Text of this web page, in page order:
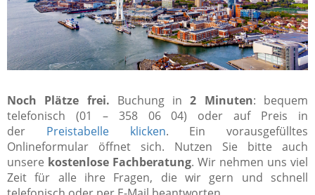
Noch Plätze frei. Buchung in2 Minuten: bequem
telefonisch (01 – 358 06 04) oder auf Preis in
der Preistabelle klicken. Ein vorausgefülltes
Onlineformular öffnet sich. Nutzen Sie bitte auch
unsere kostenlose Fachberatung. Wir nehmen uns viel
Zeit für alle ihre Fragen, die wir gern und schnell